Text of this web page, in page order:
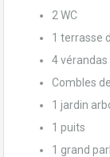
2 WC
1 terrasse
4 vérandas
Combles
1 jardin
1 puits
1 grand